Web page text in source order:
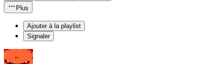
Plus
Ajouter à la playlist
Signaler